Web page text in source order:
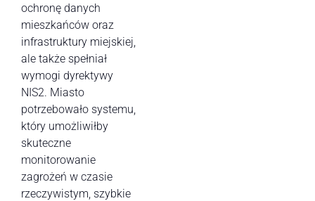
ochronę danych
mieszkańców oraz
infrastruktury miejskiej,
ale także spełniał
wymogi dyrektywy
NIS2. Miasto
potrzebowało systemu,
który umożliwiłby
skuteczne
monitorowanie
zagrożeń w czasie
rzeczywistym, szybkie